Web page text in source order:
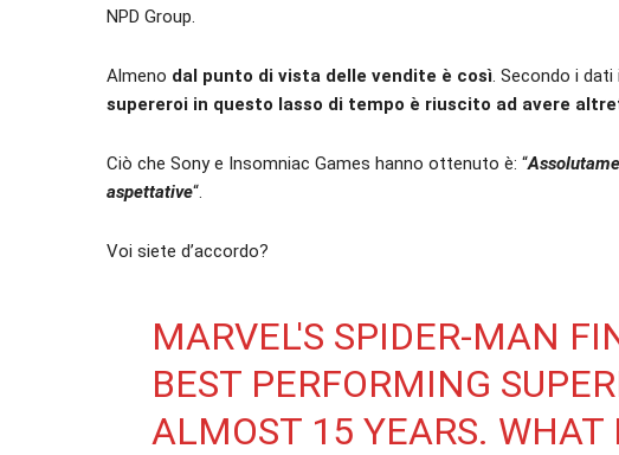
NPD Group.
Almeno dal punto di vista delle vendite è così. Secondo i dati
supereroi in questo lasso di tempo è riuscito ad avere
Ciò che Sony e Insomniac Games hanno ottenuto è: “
aspettative“.
Voi siete d’accordo?
MARVEL'S SPIDER-MAN
BEST PERFORMING
ALMOST 15 YEARS.